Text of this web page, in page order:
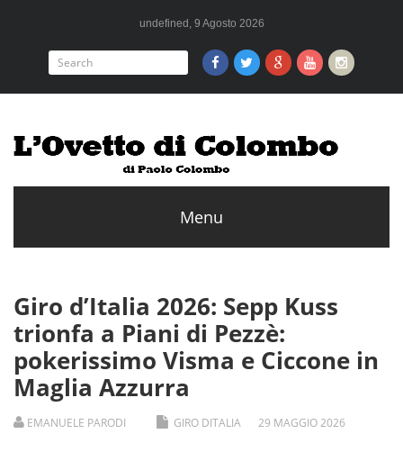
undefined, 9 Agosto 2026
Giro d’Italia 2026: Sepp Kuss
trionfa a Piani di Pezzè:
pokerissimo Visma e Ciccone in
Maglia Azzurra
EMANUELE PARODI GIRO DITALIA 29 MAGGIO2026